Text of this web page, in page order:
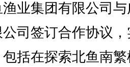
集团有限公司与
司签订合作协议
括在探索北鱼南